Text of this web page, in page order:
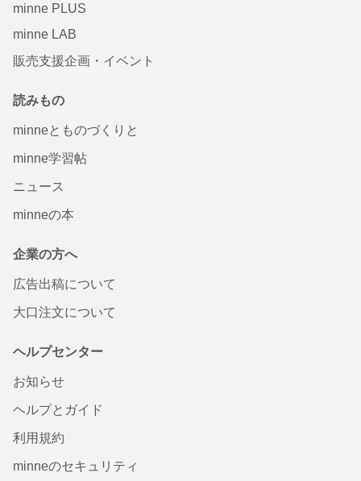
minne PLUS
minne LAB
販売支援企画・イベント
読みもの
minneとものづくりと
minne学習帖
ニュース
minneの本
企業の方へ
広告出稿について
大口注文について
ヘルプセンター
お知らせ
ヘルプとガイド
利用規約
minneのセキュリティ